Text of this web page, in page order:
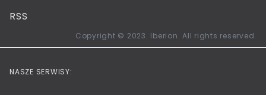
RSS
Copyright © 2023. Iberion. All rights reserved.
NASZE SERWISY: